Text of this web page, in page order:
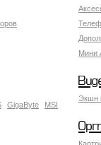
Мини
Экшн
GigaByte
MSI